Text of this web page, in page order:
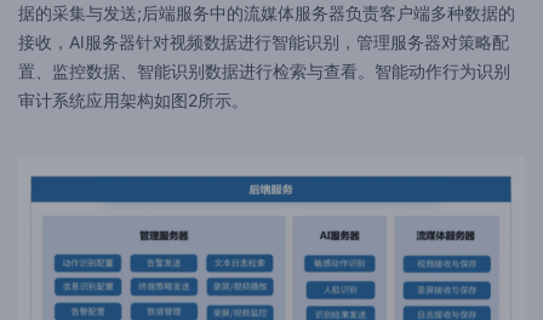
据的采集与发送;后端服务中的流媒体服务器负责客户端多种数据的
接收，AI服务器针对视频数据进行智能识别，管理服务器对策略配
置、监控数据、智能识别数据进行检索与查看。智能动作行为识别
审计系统应用架构如图2所示。